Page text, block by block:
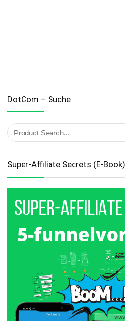
DotCom – Suche
Super-Affiliate Secrets (E-Book)